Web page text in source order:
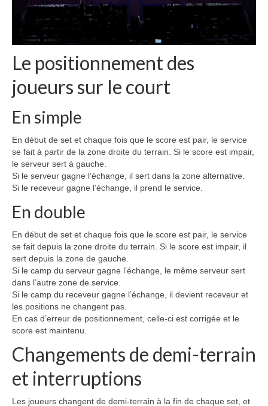
Le positionnement des
joueurs sur le court
En simple
En début de set et chaque fois que le score est pair, le service
se fait à partir de la zone droite du terrain. Si le score est impair,
le serveur sert à gauche.
Si le serveur gagne l’échange, il sert dans la zone alternative.
Si le receveur gagne l’échange, il prend le service.
En double
En début de set et chaque fois que le score est pair, le service
se fait depuis la zone droite du terrain. Si le score est impair, il
sert depuis la zone de gauche.
Si le camp du serveur gagne l’échange, le même serveur sert
dans l’autre zone de service.
Si le camp du receveur gagne l’échange, il devient receveur et
les positions ne changent pas.
En cas d’erreur de positionnement, celle-ci est corrigée et le
score est maintenu.
Changements de demi-terrain
et interruptions
Les joueurs changent de demi-terrain à la fin de chaque set, et